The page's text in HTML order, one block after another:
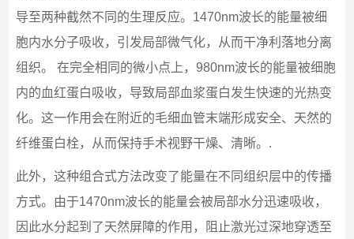
导至两种截然不同的生理反应。1470nm波长的能量被细
胞内水分子吸收，引发局部微气化，从而干净利落地分离
组织。 在完全相同的微小点上，980nm波长的能量被细胞
内的血红蛋白吸收，导致局部血浆蛋白发生快速的光热变
化。这一作用会在附近的毛细血管末端形成安全、天然的
纤维蛋白栓，从而保持手术视野干燥、清晰。.
此外，这种组合式方法改变了能量在不同组织层中的传播
方式。由于1470nm波长的能量会被局部水分迅速吸收，
因此水分起到了天然屏障的作用，阻止激光过深地穿透至